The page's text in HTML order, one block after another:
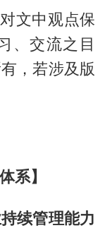
文中观点保
、交流之目
，若涉及版
系】
续管理能力